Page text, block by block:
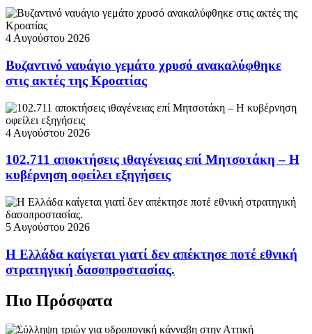
4 Αυγούστου 2026
Βυζαντινό ναυάγιο γεμάτο χρυσό ανακαλύφθηκε
στις ακτές της Κροατίας
4 Αυγούστου 2026
102.711 αποκτήσεις ιθαγένειας επί Μητσοτάκη – Η
κυβέρνηση οφείλει εξηγήσεις
5 Αυγούστου 2026
Η Ελλάδα καίγεται γιατί δεν απέκτησε ποτέ εθνική
στρατηγική δασοπροστασίας.
Πιο Πρόσφατα